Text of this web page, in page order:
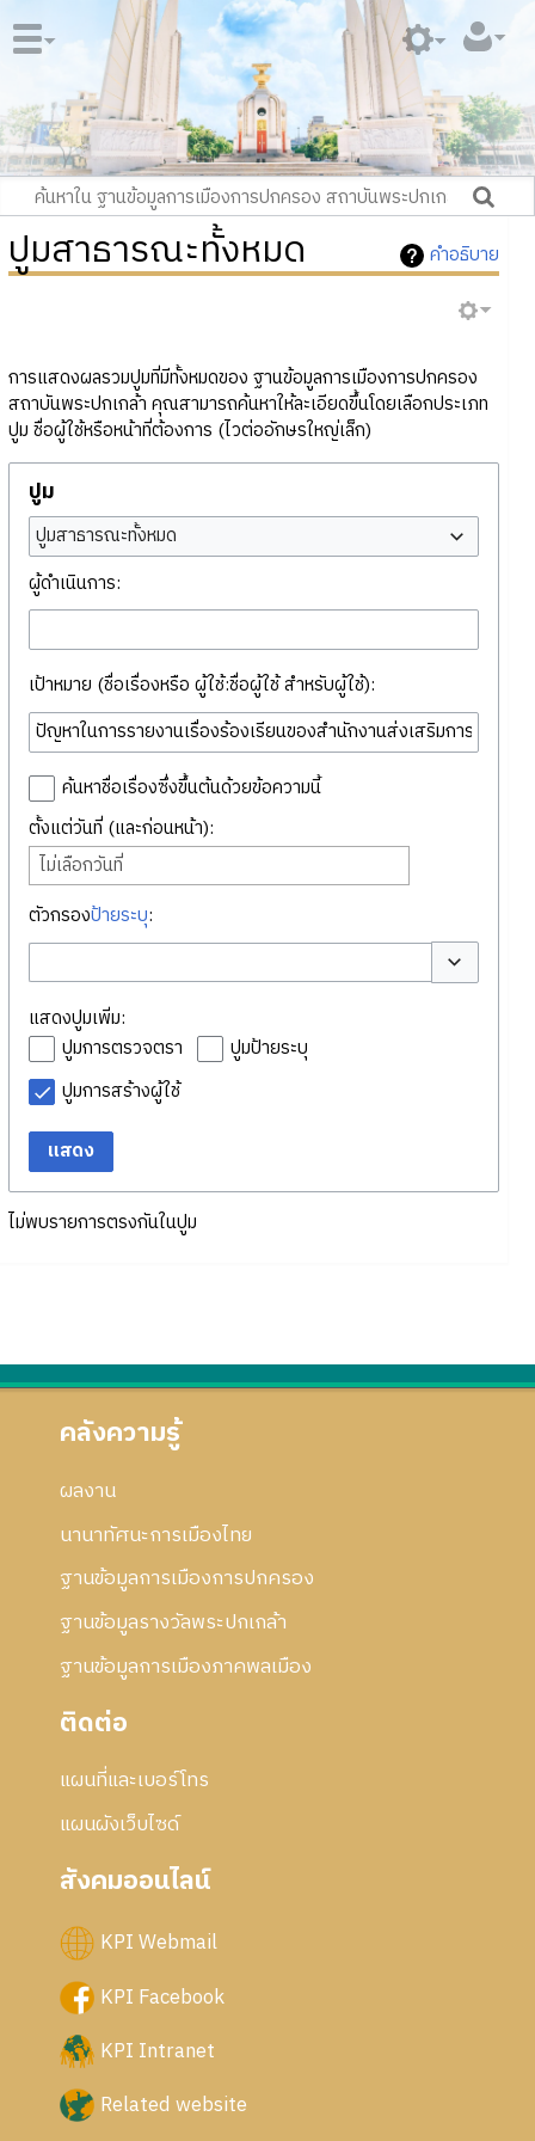
คำอธิบาย
ปูมสาธารณะทั้งหมด
การแสดงผลรวมปูมที่มีทั้งหมดของ ฐานข้อมูลการเมืองการปกครอง
สถาบันพระปกเกล้า คุณสามารถค้นหาให้ละเอียดขึ้นโดยเลือกประเภท
ปูม ชื่อผู้ใช้หรือหน้าที่ต้องการ (ไวต่ออักษรใหญ่เล็ก)
ปูม
ปูมสาธารณะทั้งหมด
ผู้ดำเนินการ:
เป้าหมาย (ชื่อเรื่องหรือ ผู้ใช้:ชื่อผู้ใช้ สำหรับผู้ใช้):
ค้นหาชื่อเรื่องซึ่งขึ้นต้นด้วยข้อความนี้
ตั้งแต่วันที่ (และก่อนหน้า):
ไม่เลือกวันที่
ตัวกรองป้ายระบุ:
สลับตัวเลือก
แสดงปูมเพิ่ม:
ปูมการตรวจตรา
ปูมป้ายระบุ
ปูมการสร้างผู้ใช้
แสดง
ไม่พบรายการตรงกันในปูม
คลังความรู้
ผลงาน
นานาทัศนะการเมืองไทย
ฐานข้อมูลการเมืองการปกครอง
ฐานข้อมูลรางวัลพระปกเกล้า
ฐานข้อมูลการเมืองภาคพลเมือง
ติดต่อ
แผนที่และเบอร์โทร
แผนผังเว็บไซด์
สังคมออนไลน์
KPI Webmail
KPI Facebook
KPI Intranet
Related website